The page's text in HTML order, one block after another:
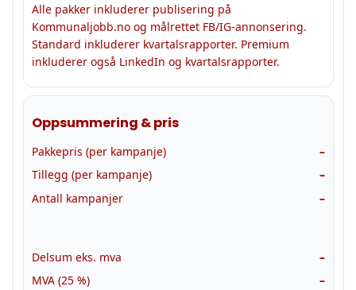
Alle pakker inkluderer publisering på
Kommunaljobb.no og målrettet FB/IG-annonsering.
Standard inkluderer kvartalsrapporter. Premium
inkluderer også LinkedIn og kvartalsrapporter.
Oppsummering & pris
Pakkepris (per kampanje)
–
Tillegg (per kampanje)
–
Antall kampanjer
–
Delsum eks. mva
–
MVA (25 %)
–